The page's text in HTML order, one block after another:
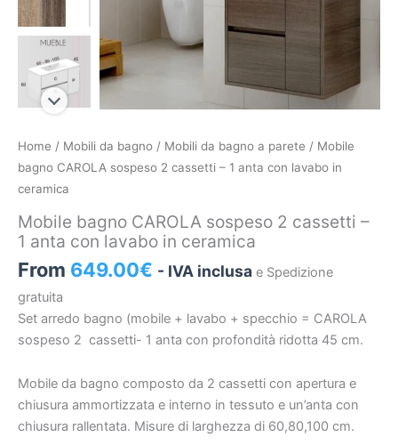
Home / Mobili da bagno / Mobili da bagno a parete / Mobile
bagno CAROLA sospeso 2 cassetti – 1 anta con lavabo in
ceramica
Mobile bagno CAROLA sospeso 2 cassetti –
1 anta con lavabo in ceramica
From 649.00€ - IVA inclusa e Spedizione
gratuita
Set arredo bagno (mobile + lavabo + specchio = CAROLA
sospeso 2 cassetti- 1 anta con profondità ridotta 45 cm.
Mobile da bagno composto da 2 cassetti con apertura e
chiusura ammortizzata e interno in tessuto e un’anta con
chiusura rallentata. Misure di larghezza di 60,80,100 cm.
Mobile
bagno
CAROLA
2
cassetti
-
1
anta
con
in
ceramica
quantità